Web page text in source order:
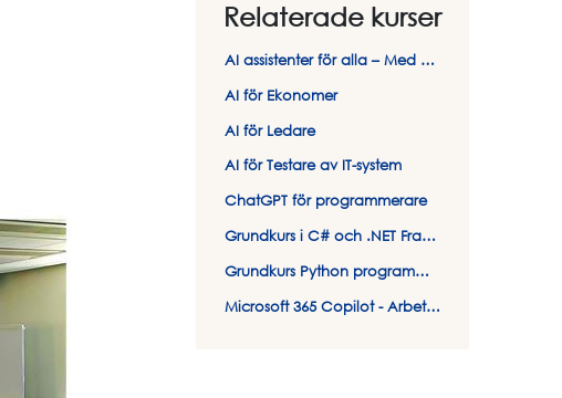
Relaterade kurser
AI assistenter för alla – Med ChatGPT och Copilot
AI för Ekonomer
AI för Ledare
AI för Testare av IT-system
ChatGPT för programmerare
Grundkurs i C# och .NET Framework
Grundkurs Python programmering
Microsoft 365 Copilot - Arbeta smartare och effektivare med AI